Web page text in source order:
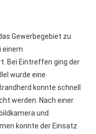
Gewerbegebiet zu
einem
Bei Eintreffen ging der
wurde eine
konnte schnell
werden. Nach einer
und
konnte der Einsatz